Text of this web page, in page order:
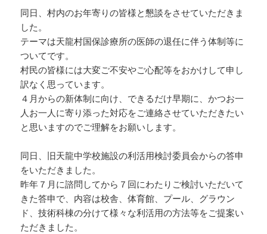
同日、村内のお年寄りの皆様と懇談をさせていただきま
した。
テーマは天龍村国保診療所の医師の退任に伴う体制等に
ついてです。
村民の皆様には大変ご不安やご心配等をおかけして申し
訳なく思っています。
４月からの新体制に向け、できるだけ早期に、かつお一
人お一人に寄り添った対応をご連絡させていただきたい
と思いますのでご理解をお願いします。
同日、旧天龍中学校施設の利活用検討委員会からの答申
をいただきました。
昨年７月に諮問してから７回にわたりご検討いただいて
きた答申で、内容は校舎、体育館、プール、グラウン
ド、技術科棟の分けて様々な利活用の方法等をご提案い
ただきました。